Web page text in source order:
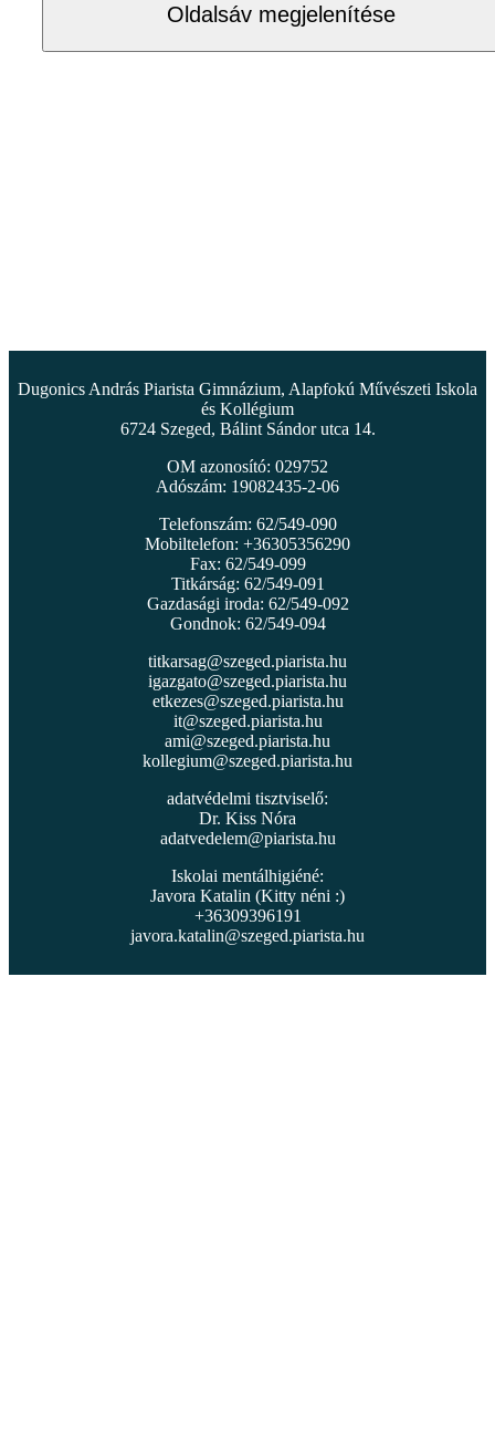
Oldalsáv megjelenítése
Dugonics András Piarista Gimnázium, Alapfokú Művészeti Iskola
és Kollégium
6724 Szeged, Bálint Sándor utca 14.
OM azonosító: 029752
Adószám: 19082435-2-06
Telefonszám: 62/549-090
Mobiltelefon: +36305356290
Fax: 62/549-099
Titkárság: 62/549-091
Gazdasági iroda: 62/549-092
Gondnok: 62/549-094
titkarsag@szeged.piarista.hu
igazgato@szeged.piarista.hu
etkezes@szeged.piarista.hu
it@szeged.piarista.hu
ami@szeged.piarista.hu
kollegium@szeged.piarista.hu
adatvédelmi tisztviselő:
Dr. Kiss Nóra
adatvedelem@piarista.hu
Iskolai mentálhigiéné:
Javora Katalin (Kitty néni :)
+36309396191
javora.katalin@szeged.piarista.hu